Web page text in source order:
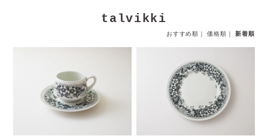
talvikki
おすすめ順 ｜価格順 ｜新着順